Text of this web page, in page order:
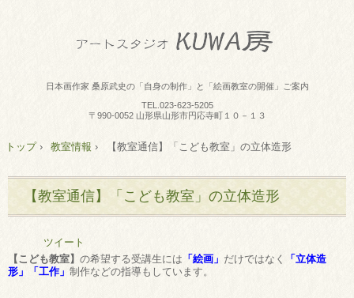
日本画作家 桑原武史の「自身の制作」と「絵画教室の開催」ご案内
TEL. 023-623-5205
〒990-0052 山形県山形市円応寺町１０－１３
トップ› 教室情報 › 【教室通信】「こども教室」の立体造形
【教室通信】「こども教室」の立体造形
ツイート
【こども教室】 の希望する受講生には 「絵画」 だけではなく
「立体造
形」「工作」 制作などの指導もしています。